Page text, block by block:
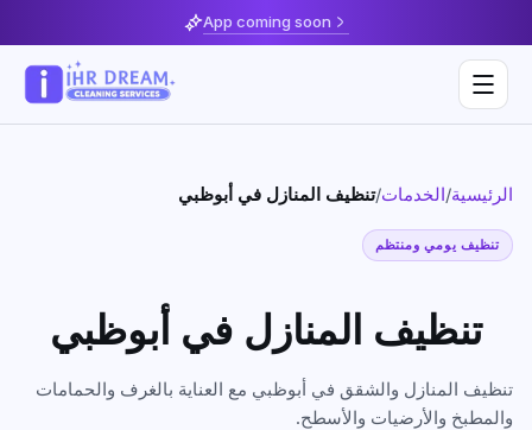
App coming soon
Villa Cleaning
Al Reem Island
Khalifa City
الرئيسية/الخدمات/تنظيف المنازل في أبوظبي
تنظيف يومي ومنتظم
تنظيف المنازل في أبوظبي
تنظيف المنازل والشقق في أبوظبي مع العناية بالغرف والحمامات
والمطبخ والأرضيات والأسطح.